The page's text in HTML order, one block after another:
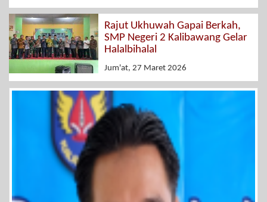
Rajut Ukhuwah Gapai Berkah,
SMP Negeri 2 Kalibawang Gelar
Halalbihalal
Jum'at, 27 Maret 2026